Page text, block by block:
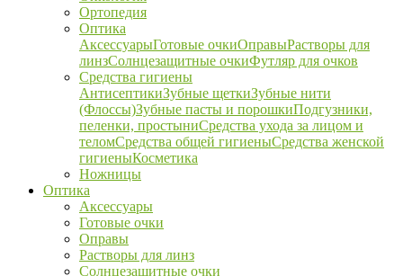
Ортопедия
Оптика
АксессуарыГотовые очкиОправыРастворы для
линзСолнцезащитные очкиФутляр для очков
Средства гигиены
АнтисептикиЗубные щеткиЗубные нити
(Флоссы)Зубные пасты и порошкиПодгузники,
пеленки, простыниСредства ухода за лицом и
теломСредства общей гигиеныСредства женской
гигиеныКосметика
Ножницы
Оптика
Аксессуары
Готовые очки
Оправы
Растворы для линз
Солнцезащитные очки